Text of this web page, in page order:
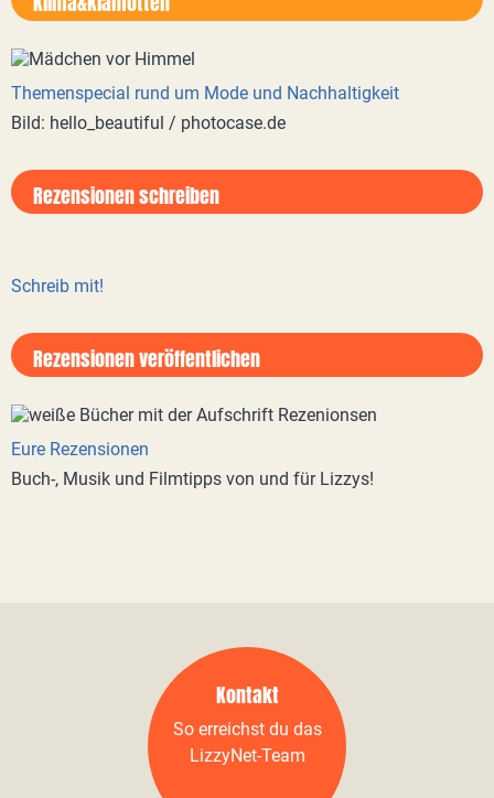
Themenspecial rund um Mode und Nachhaltigkeit
Bild: hello_beautiful / photocase.de
Rezensionen schreiben
Schreib mit!
Rezensionen veröffentlichen
Eure Rezensionen
Buch-, Musik und Filmtipps von und für Lizzys!
Kontakt
So erreichst du das
LizzyNet-Team